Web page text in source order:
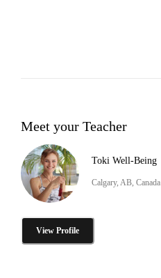
Meet your Teacher
Toki Well-Being
Calgary, AB, Canada
View Profile